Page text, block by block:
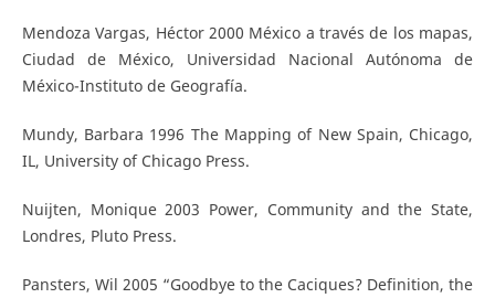
Mendoza Vargas, Héctor 2000 México a través de los mapas,
Ciudad de México, Universidad Nacional Autónoma de
México-Instituto de Geografía.
Mundy, Barbara 1996 The Mapping of New Spain, Chicago,
IL, University of Chicago Press.
Nuijten, Monique 2003 Power, Community and the State,
Londres, Pluto Press.
Pansters, Wil 2005 “Goodbye to the Caciques? Definition, the